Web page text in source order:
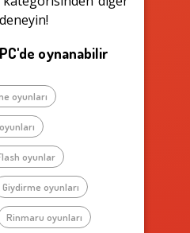
oynanabilir
oyunları
oyunlar
Giydirme oyunları
Rinmaru oyunları